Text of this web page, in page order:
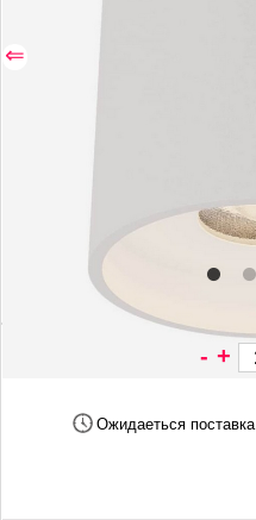
⇐
- +
Ожидаеться поставка